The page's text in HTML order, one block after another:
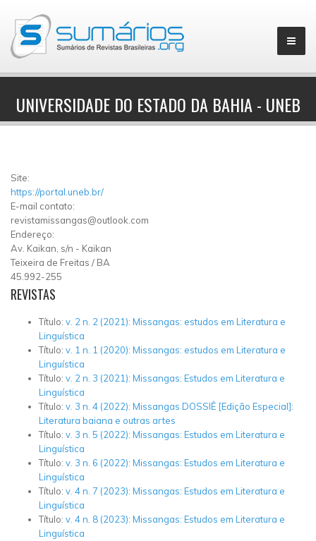
▼
UNIVERSIDADE DO ESTADO DA BAHIA - UNEB
Site:
https://portal.uneb.br/
E-mail contato:
revistamissangas@outlook.com
Endereço:
Av. Kaikan, s/n - Kaikan
Teixeira de Freitas / BA
45.992-255
REVISTAS
Título: v. 2 n. 2 (2021): Missangas: estudos em Literatura e
Linguística
Título: v. 1 n. 1 (2020): Missangas: estudos em Literatura e
Linguística
Título: v. 2 n. 3 (2021): Missangas: Estudos em Literatura e
Linguística
Título: v. 3 n. 4 (2022): Missangas DOSSIÊ [Edição Especial]:
Literatura baiana e outras artes
Título: v. 3 n. 5 (2022): Missangas: Estudos em Literatura e
Linguística
Título: v. 3 n. 6 (2022): Missangas: Estudos em Literatura e
Linguística
Título: v. 4 n. 7 (2023): Missangas: Estudos em Literatura e
Linguística
Título: v. 4 n. 8 (2023): Missangas: Estudos em Literatura e
Linguística